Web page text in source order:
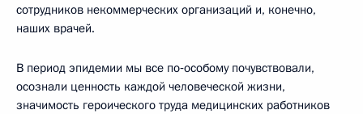
сотрудников некоммерческих организаций и, конечно,
наших врачей.
В период эпидемии мы все по‑особому почувствовали,
осознали ценность каждой человеческой жизни,
значимость героического труда медицинских работников